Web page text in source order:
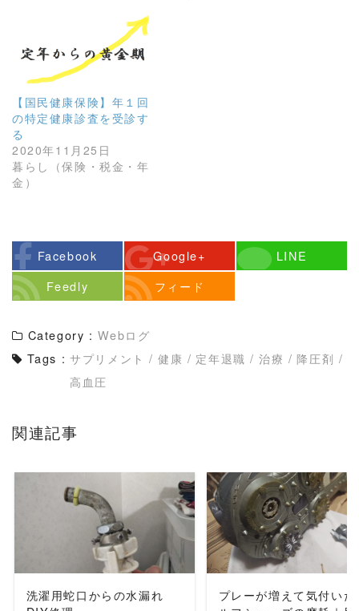
【国民健康保険】年１回
の特定健康診査を受診す
る
2020年11月25日
暮らし（保険・税金・年
金）
Facebook Google+
LINE
Feedly
フィード
Category : Webログ
Tags : サプリメント / 健康 / 定年退職 / 治療 / 降圧剤 /
高血圧
関連記事
READ MORE
洗濯用蛇口からの水漏れ
READ MORE
プレーが増えて気付いた